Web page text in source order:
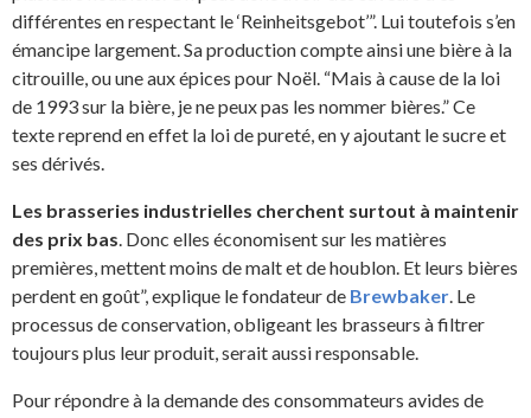
différentes en respectant le ‘Reinheitsgebot’”. Lui toutefois s’en
émancipe largement. Sa production compte ainsi une bière à la
citrouille, ou une aux épices pour Noël. “Mais à cause de la loi
de 1993 sur la bière, je ne peux pas les nommer bières.” Ce
texte reprend en effet la loi de pureté, en y ajoutant le sucre et
ses dérivés.
Les brasseries industrielles cherchent surtout à maintenir
des prix bas . Donc elles économisent sur les matières
premières, mettent moins de malt et de houblon. Et leurs bières
perdent en goût”, explique le fondateur de Brewbaker . Le
processus de conservation, obligeant les brasseurs à filtrer
toujours plus leur produit, serait aussi responsable.
Pour répondre à la demande des consommateurs avides de